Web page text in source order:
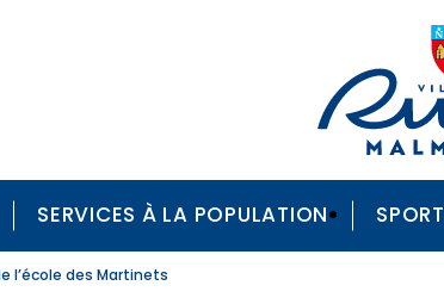
SERVICES À LA POPULATION
l’école des Martinets